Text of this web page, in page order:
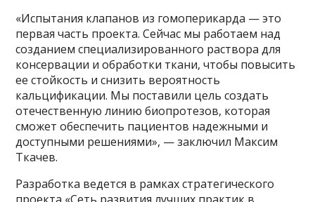
«Испытания клапанов из гомоперикарда — это
первая часть проекта. Сейчас мы работаем над
созданием специализированного раствора для
консервации и обработки ткани, чтобы повысить
ее стойкость и снизить вероятность
кальцификации. Мы поставили цель создать
отечественную линию биопротезов, которая
сможет обеспечить пациентов надежными и
доступными решениями», — заключил Максим
Ткачев.
Разработка ведется в рамках стратегического